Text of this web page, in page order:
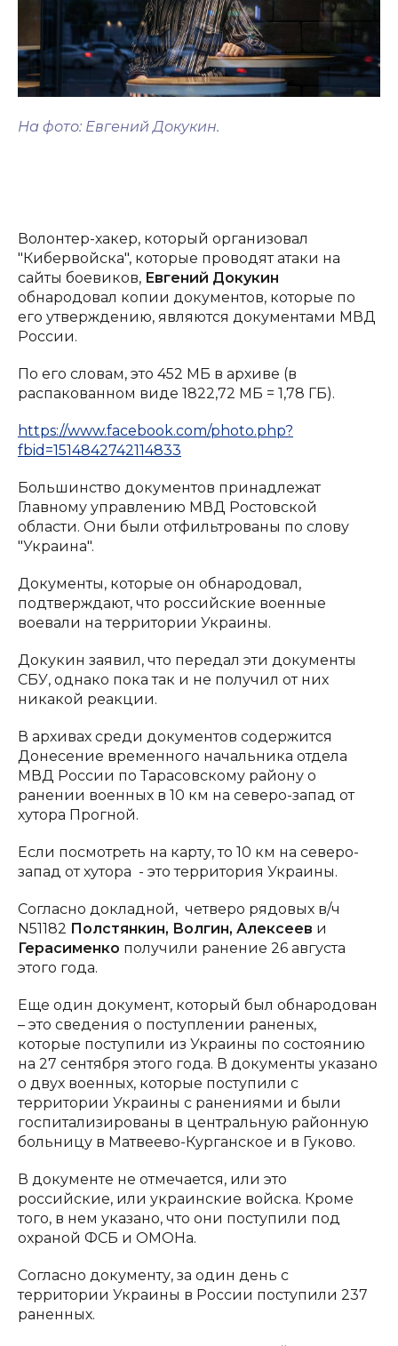
На фото: Евгений Докукин.
Волонтер-хакер, который организовал
"Кибервойска", которые проводят атаки на
сайты боевиков, Евгений Докукин
обнародовал копии документов, которые по
его утверждению, являются документами МВД
России.
По его словам, это 452 МБ в архиве (в
распакованном виде 1822,72 МБ = 1,78 ГБ).
https://www.facebook.com/photo.php?
fbid=1514842742114833
Большинство документов принадлежат
Главному управлению МВД Ростовской
области. Они были отфильтрованы по слову
"Украина".
Документы, которые он обнародовал,
подтверждают, что российские военные
воевали на территории Украины.
Докукин заявил, что передал эти документы
СБУ, однако пока так и не получил от них
никакой реакции.
В архивах среди документов содержится
Донесение временного начальника отдела
МВД России по Тарасовскому району о
ранении военных в 10 км на северо-запад от
хутора Прогной.
Если посмотреть на карту, то 10 км на северо-
запад от хутора - это территория Украины.
Согласно докладной, четверо рядовых в/ч
N51182 Полстянкин, Волгин, Алексеев и
Герасименко получили ранение 26 августа
этого года.
Еще один документ, который был обнародован
– это сведения о поступлении раненых,
которые поступили из Украины по состоянию
на 27 сентября этого года. В документы указано
о двух военных, которые поступили с
территории Украины с ранениями и были
госпитализированы в центральную районную
больницу в Матвеево-Курганское и в Гуково.
В документе не отмечается, или это
российские, или украинские войска. Кроме
того, в нем указано, что они поступили под
охраной ФСБ и ОМОНа.
Согласно документу, за один день с
территории Украины в России поступили 237
раненных.